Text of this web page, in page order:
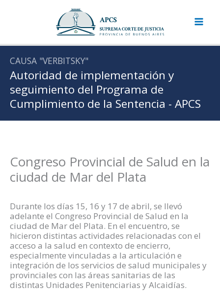
CAUSA "VERBITSKY"
Autoridad de implementación y
seguimiento del Programa de
Cumplimiento de la Sentencia - APCS
Congreso Provincial de Salud en la
ciudad de Mar del Plata
Durante los días 15, 16 y 17 de abril, se llevó
adelante el Congreso Provincial de Salud en la
ciudad de Mar del Plata. En el encuentro, se
hicieron distintas actividades relacionadas con el
acceso a la salud en contexto de encierro,
especialmente vinculadas a la articulación e
integración de los servicios de salud municipales y
provinciales con las áreas sanitarias de las
distintas Unidades Penitenciarias y Alcaidías.